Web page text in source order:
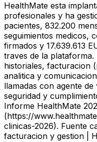
HealthMate esta
profesionales y ha
pacientes, 832.200
seguimientos medicos,
firmados y 17.639.613
traves de la plataforma.
historiales, facturacion
analitica y
llamadas con agente
seguridad y
Informe HealthMate
(https://
clinicas-2026). Fuente
facturacion y gestion |